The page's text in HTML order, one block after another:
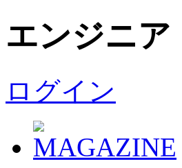
エンジニア
ログイン